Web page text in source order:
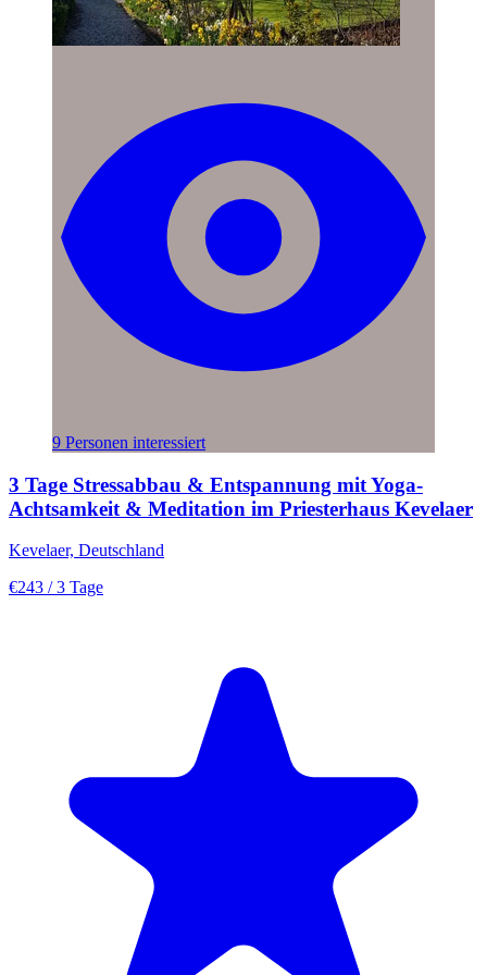
9 Personen interessiert
3 Tage Stressabbau & Entspannung mit Yoga-
Achtsamkeit & Meditation im Priesterhaus Kevelaer
Kevelaer, Deutschland
€243 / 3 Tage